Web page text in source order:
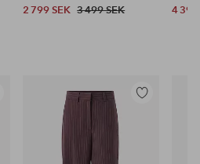
2 799 SEK 3 499 SEK 4 399
Lägg